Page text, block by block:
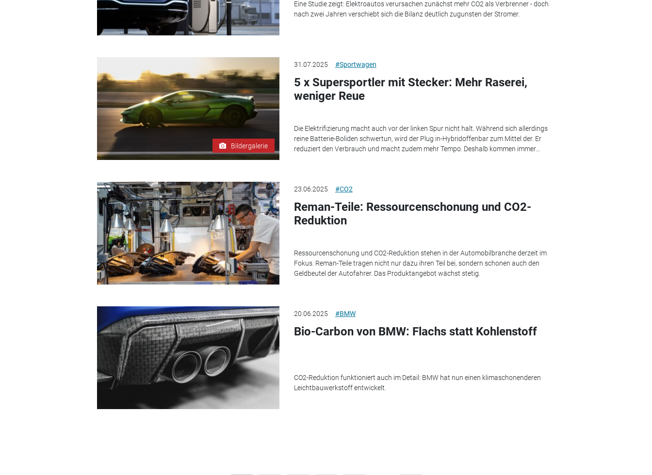
Eine Studie zeigt: Elektroautos verursachen zunächst mehr CO2 als Verbrenner - doch
nach zwei Jahren verschiebt sich die Bilanz deutlich zugunsten der Stromer.
Bildergalerie
31.07.2025 #Sportwagen
5 x Supersportler mit Stecker: Mehr Raserei,
weniger Reue
Die Elektrifizierung macht auch vor der linken Spur nicht halt. Während sich allerdings
reine Batterie-Boliden schwertun, wird der Plug in-Hybridoffenbar zum Mittel der. Er
reduziert den Verbrauch und macht zudem mehr Tempo. Deshalb kommen immer...
23.06.2025 #CO2
Reman-Teile: Ressourcenschonung und CO2-
Reduktion
Ressourcenschonung und CO2-Reduktion stehen in der Automobilbranche derzeit im
Fokus. Reman-Teile tragen nicht nur dazu ihren Teil bei, sondern schonen auch den
Geldbeutel der Autofahrer. Das Produktangebot wächst stetig.
20.06.2025 #BMW
Bio-Carbon von BMW: Flachs statt Kohlenstoff
CO2-Reduktion funktioniert auch im Detail: BMW hat nun einen klimaschonenderen
Leichtbauwerkstoff entwickelt.